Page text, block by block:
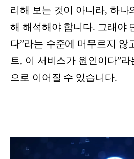
리해 보는 것이 아니라, 하나
해 해석해야 합니다. 그래야
다”라는 수준에 머무르지 않
트, 이 서비스가 원인이다”
으로 이어질 수 있습니다.